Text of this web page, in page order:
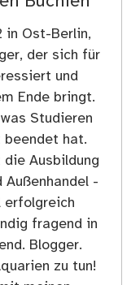
in Ost-Berlin,
der sich für
und
Ende bringt.
Studieren
beendet hat.
Ausbildung
Außenhandel -
erfolgreich
fragend in
Blogger.
zu tun!